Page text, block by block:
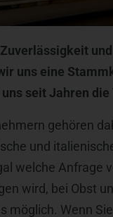
uns eine
seit Jahren die
gehören
und
welche Anfrage
wird, bei Obst
möglich. Wenn